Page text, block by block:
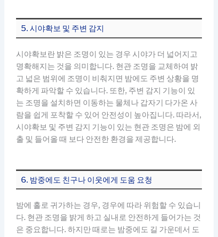
5. 시야확보 및 주변 감지
시야확보란 밝은 조명이 있는 경우 시야가 더 넓어지고
명확해지는 것을 의미합니다. 현관 조명을 교체하여 밝
고 넓은 범위에 조명이 비춰지면 밤에도 주변 상황을 명
확하게 파악할 수 있습니다. 또한, 주변 감지 기능이 있
는 조명을 설치하면 이동하는 물체나 갑자기 다가온 사
람을 쉽게 포착할 수 있어 안전성이 높아집니다. 따라서,
시야확보 및 주변 감지 기능이 있는 현관 조명은 밤에 외
출 및 들어올 때 보다 안전한 환경을 제공합니다.
6. 밤중에도 친구나 이웃에게 도움 요청
밤에 홀로 귀가하는 경우, 경우에 따라 위험할 수 있습니
다. 현관 조명을 밝게 하고 실내로 안전하게 들어가는 것
은 중요합니다. 하지만 때로는 밤중에도 길 가운데서 도